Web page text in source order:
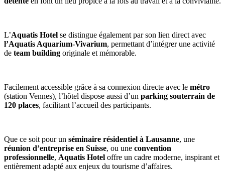
L’Aquatis Hotel se distingue également par son lien direct avec
l’Aquatis Aquarium-Vivarium, permettant d’intégrer une activité
de team building originale et mémorable.
Facilement accessible grâce à sa connexion directe avec le métro
(station Vennes), l’hôtel dispose aussi d’un parking souterrain de
120 places, facilitant l’accueil des participants.
Que ce soit pour un séminaire résidentiel à Lausanne, une
réunion d’entreprise en Suisse, ou une convention
professionnelle, Aquatis Hotel offre un cadre moderne, inspirant et
entièrement adapté aux enjeux du tourisme d’affaires.